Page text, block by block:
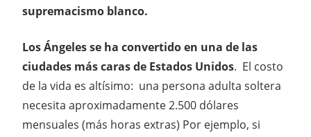
supremacismo blanco.
Los Ángeles se ha convertido en una de las
ciudades más caras de Estados Unidos. El costo
de la vida es altísimo: una persona adulta soltera
necesita aproximadamente 2.500 dólares
mensuales (más horas extras) Por ejemplo, si